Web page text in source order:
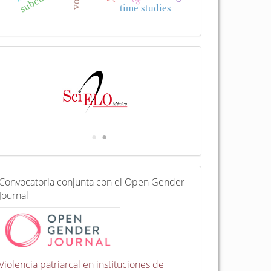
time studies
C
o
Convocatoria conjunta con el Open Gender
Journal
patriarcal en instituciones de